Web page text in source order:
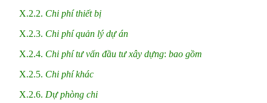
X.2.2. Chi phí thiết bị
X.2.3. Chi phíquảnlý dự án
X.2.4. Chi phí tư vấn đầu tư xây dựng: bao gồm
X.2.5. Chi phí khác
X.2.6. Dự phòng chi